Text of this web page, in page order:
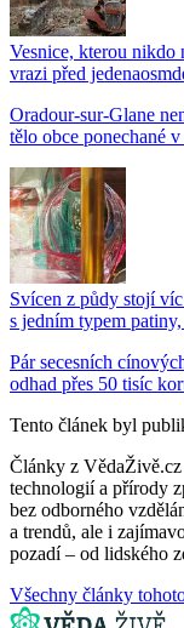
Vesnice, kterou nikdo
vrazi před
Oradour-sur-Glane
tělo obce ponechané
Svícen z půdy stojí
s jedním typem
Pár secesních
odhad přes 50 tisíc
Tento článek byl
Články z
technologií a přírody
bez odborného
a trendů, ale i
pozadí – od lidského
Všechny články